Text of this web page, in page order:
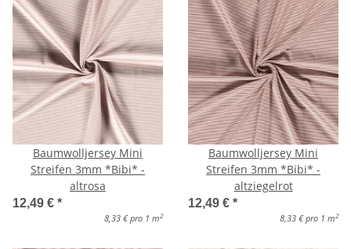
Baumwolljersey Mini
Streifen 3mm *Bibi* -
altrosa
12,49 € *
8,33 € pro 1 m 2
Baumwolljersey Mini
Streifen 3mm *Bibi* -
altziegelrot
12,49 € *
8,33 € pro 1 m 2